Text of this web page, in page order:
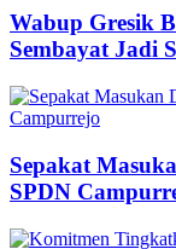
Wabup Gresik
Sembayat Jadi
Sepakat
SPDN